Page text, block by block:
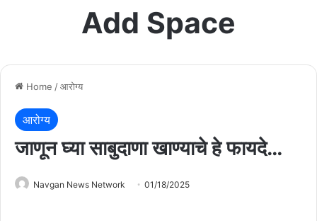
Add Space
Home /आरोग्य
आरोग्य
जाणून घ्या साबुदाणा खाण्याचे हे फायदे…
Navgan News Network 01/18/2025